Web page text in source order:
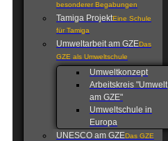
besonderer Begabungen
Tamiga ProjektEine Schule
für Tamiga
Umweltarbeit am GZEDas
GZE als Umweltschule
Umweltkonzept
Arbeitskreis "Umwelt
am GZE"
Umweltschule in
Europa
UNESCO am GZEDas GZE